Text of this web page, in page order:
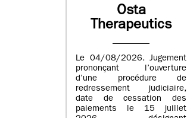
Osta
Therapeutics
Le 04/08/2026. Jugement
prononçant l’ouverture
d’une procédure de
redressement judiciaire,
date de cessation des
paiements le 15 juillet